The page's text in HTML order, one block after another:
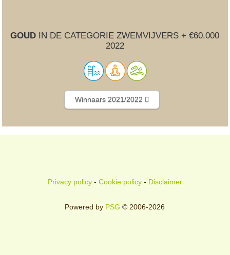
GOUD IN DE CATEGORIE ZWEMVIJVERS + €60.000
2022
Winnaars 2021/2022
Privacy policy- Cookie policy- Disclaimer
Powered by PSG © 2006-2026